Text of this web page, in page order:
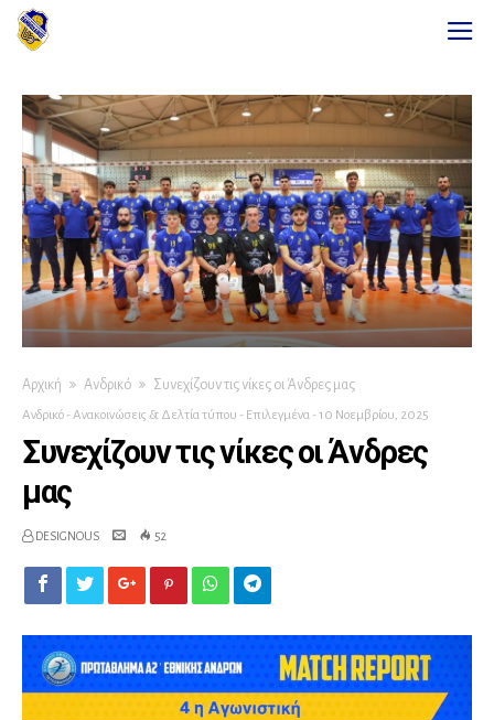
Αρχική Ανδρικό Συνεχίζουν τις νίκες οι Άνδρες μας
Ανδρικό -Ανακοινώσεις & Δελτία τύπου - Επιλεγμένα -10 Νοεμβρίου, 2025
Συνεχίζουν τις νίκες οι Άνδρες
μας
DESIGNOUS 52